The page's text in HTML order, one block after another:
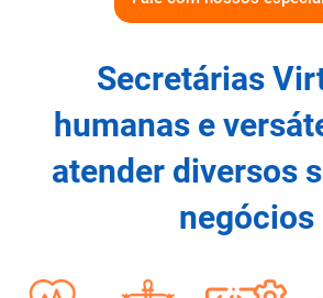
Secretárias
humanas e
atender diversos
negócios